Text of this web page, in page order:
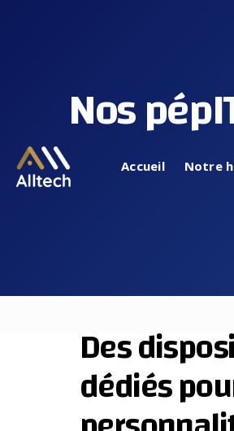
Accueil Notre
Nos
Des
dédiés